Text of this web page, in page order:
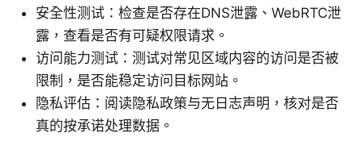
安全性测试：检查是否存在DNS泄露、WebRTC泄
露，查看是否有可疑权限请求。
访问能力测试：测试对常见区域内容的访问是否被
限制，是否能稳定访问目标网站。
隐私评估：阅读隐私政策与无日志声明，核对是否
真的按承诺处理数据。